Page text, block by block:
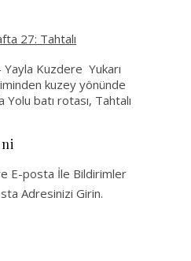
27: Tahtalı
Yayla Kuzdere Yukarı
kuzey yönünde
batı rotası, Tahtalı
E-posta İle Bildirimler
Adresinizi Girin.